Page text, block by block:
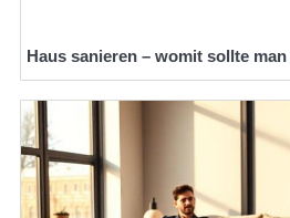
Haus sanieren – womit sollte